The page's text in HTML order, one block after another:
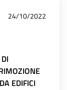
24/10/2022
EDIFICI